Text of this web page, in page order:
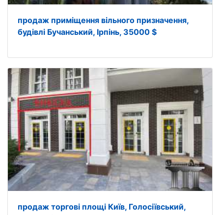
продаж приміщення вільного призначення,
будівлі Бучанський, Ірпінь, 35000 $
продаж торгові площі Київ, Голосіївський,